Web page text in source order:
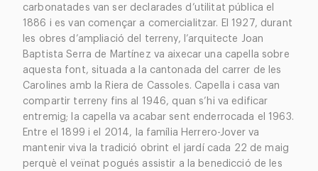
carbonatades van ser declarades d’utilitat pública el
1886 i es van començar a comercialitzar. El 1927, durant
les obres d’ampliació del terreny, l’arquitecte Joan
Baptista Serra de Martínez va aixecar una capella sobre
aquesta font, situada a la cantonada del carrer de les
Carolines amb la Riera de Cassoles. Capella i casa van
compartir terreny fins al 1946, quan s’hi va edificar
entremig; la capella va acabar sent enderrocada el 1963.
Entre el 1899 i el 2014, la família Herrero-Jover va
mantenir viva la tradició obrint el jardí cada 22 de maig
perquè el veïnat pogués assistir a la benedicció de les